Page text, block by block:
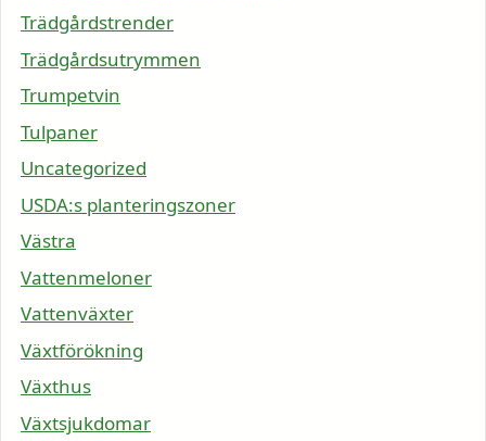
Trädgårdstrender
Trädgårdsutrymmen
Trumpetvin
Tulpaner
Uncategorized
USDA:s planteringszoner
Västra
Vattenmeloner
Vattenväxter
Växtförökning
Växthus
Växtsjukdomar